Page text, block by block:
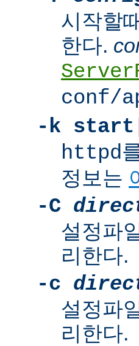
시작할
한다.
conf/
-k
httpd
정보는
-C
설정파
리한다.
-c
설정파
리한다.